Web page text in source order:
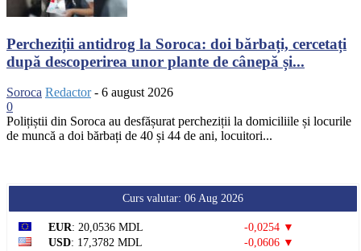
Percheziții antidrog la Soroca: doi bărbați, cercetați
după descoperirea unor plante de cânepă și...
Soroca Redactor - 6 august 2026
0
Polițiștii din Soroca au desfășurat percheziții la domiciliile și locurile
de muncă a doi bărbați de 40 și 44 de ani, locuitori...
Curs valutar: 06 Aug 2026
EUR: 20,0536 MDL
-0,0254 ▼
USD: 17,3782 MDL
-0,0606 ▼